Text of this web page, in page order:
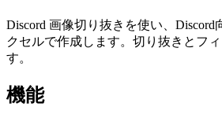
Discord 画像切り抜きを使い、Discord
クセルで作成します。切り抜きとフ
す。
機能